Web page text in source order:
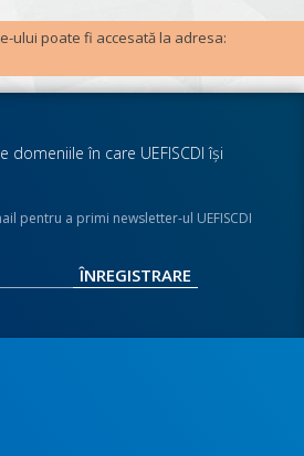
ului poate fi accesată la adresa:
în care UEFISCDI îşi
pentru a primi newsletter-ul UEFISCDI